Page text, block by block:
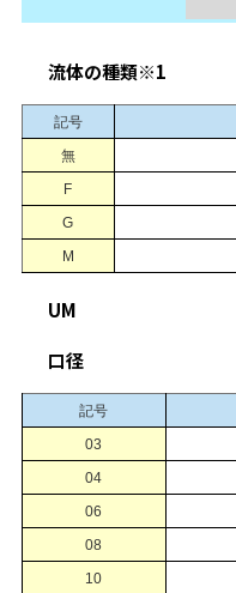
流体の種類※1
記号
無
F
G
M
UM
口径
記号
03
04
06
08
10